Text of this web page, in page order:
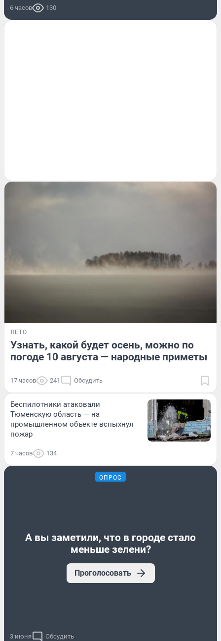
6 часов 130
ЛЕТО
Узнать, какой будет осень, можно по
погоде 10 августа — народные приметы
17 часов 241 Обсудить
Беспилотники атаковали
Тюменскую область — на
промышленном объекте вспыхнул
пожар
7 часов 134
ОПРОС
А вы заметили, что в городе стало
меньше зелени?
Проголосовать
3 июня Обсудить